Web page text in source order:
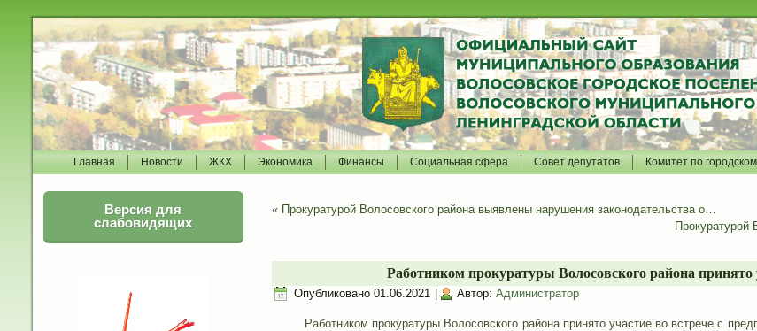
Главная Новости ЖКХ Экономика Финансы Социальная сфера Совет депутатов Комитет по
Версия для
слабовидящих
« Прокуратурой Волосовского района выявлены нарушения законодательства о…
Прокуратурой
Работником прокуратуры Волосовского района
Опубликовано 01.06.2021 Автор: Администратор
Работником прокуратуры Волосовского района принято участие во встрече с